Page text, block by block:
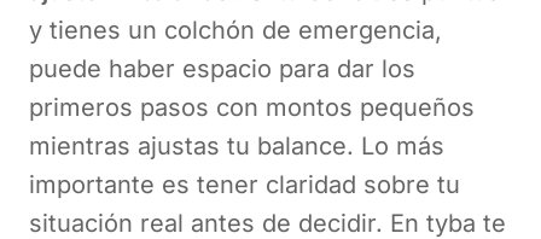
y tienes un colchón de emergencia,
puede haber espacio para dar los
primeros pasos con montos pequeños
mientras ajustas tu balance. Lo más
importante es tener claridad sobre tu
situación real antes de decidir. En tyba te